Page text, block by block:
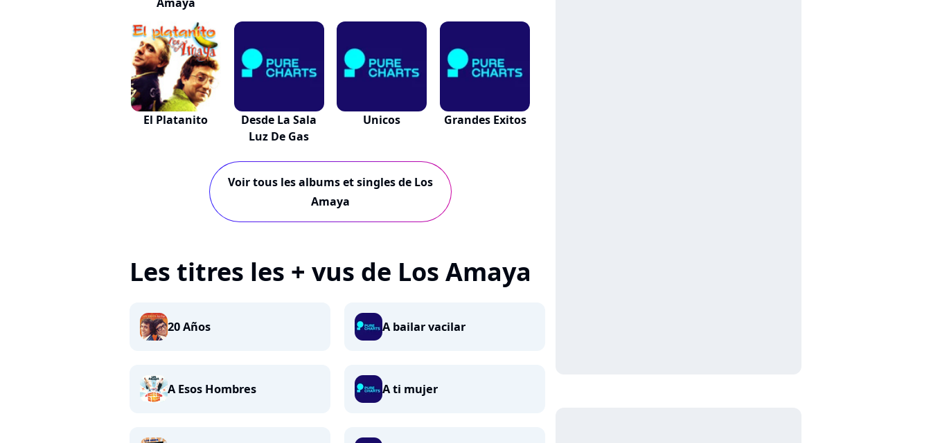
El Platanito
Desde La Sala
Luz De Gas
Unicos Grandes Exitos
Voir tous les albums et singles de Los
Amaya
Les titres les + vus de Los Amaya
20 Años A bailar vacilar
A Esos Hombres A ti mujer